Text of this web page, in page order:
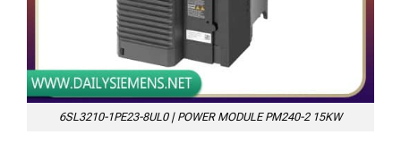
6SL3210-1PE23-8UL0 | POWER MODULE PM240-2 15KW